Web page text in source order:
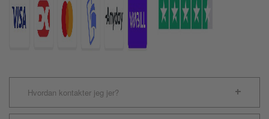
Hvordan kontakter jeg jer?